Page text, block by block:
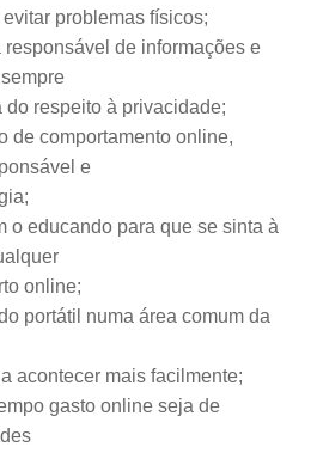
problemas físicos;
de informações e
do respeito à privacidade;
de comportamento online,
e
o educando para que se sinta à
online;
portátil numa área comum da
acontecer mais facilmente;
gasto online seja de